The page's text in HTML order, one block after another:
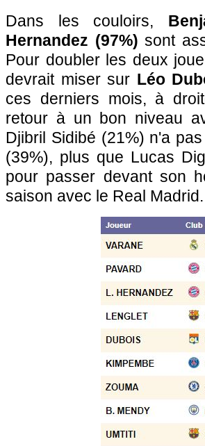
Dans les couloirs,
Hernandez (97%)sont
Pour doubler les deux
devrait miser sur Léo
ces derniers mois, à
retour à un bon niveau
Djibril Sidibé (21%) n'a
(39%), plus que Lucas
pour passer devant son
saison avec le Real Madrid.